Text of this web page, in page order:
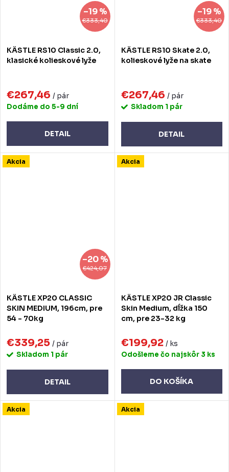
€333,40
–19 %
KÄSTLE RS10 Classic 2.0,
klasické kolieskové lyže
€267,46 / pár
Dodáme do 5-9 dní
DETAIL
€333,40
–19 %
KÄSTLE RS10 Skate 2.0,
kolieskové lyže na skate
€267,46 / pár
Skladom 1 pár
DETAIL
Akcia
€424,07
–20 %
KÄSTLE XP20 CLASSIC
SKIN MEDIUM, 196cm, pre
54 - 70kg
€339,25 / pár
Skladom 1 pár
DETAIL
Akcia
KÄSTLE XP20 JR Classic
Skin Medium, dĺžka 150
cm, pre 23-32 kg
€199,92 / ks
Odošleme čo najskôr 3 ks
DO KOŠÍKA
Akcia Akcia